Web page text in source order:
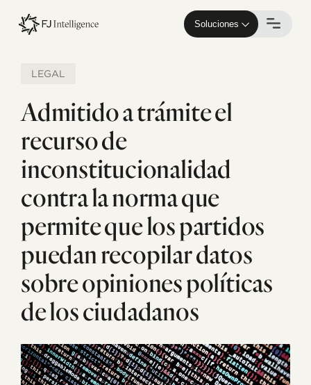
main
Soluciones
LEGAL
Admitido a trámite el
recurso de
inconstitucionalidad
contra la norma que
permite que los partidos
puedan recopilar datos
sobre opiniones políticas
de los ciudadanos